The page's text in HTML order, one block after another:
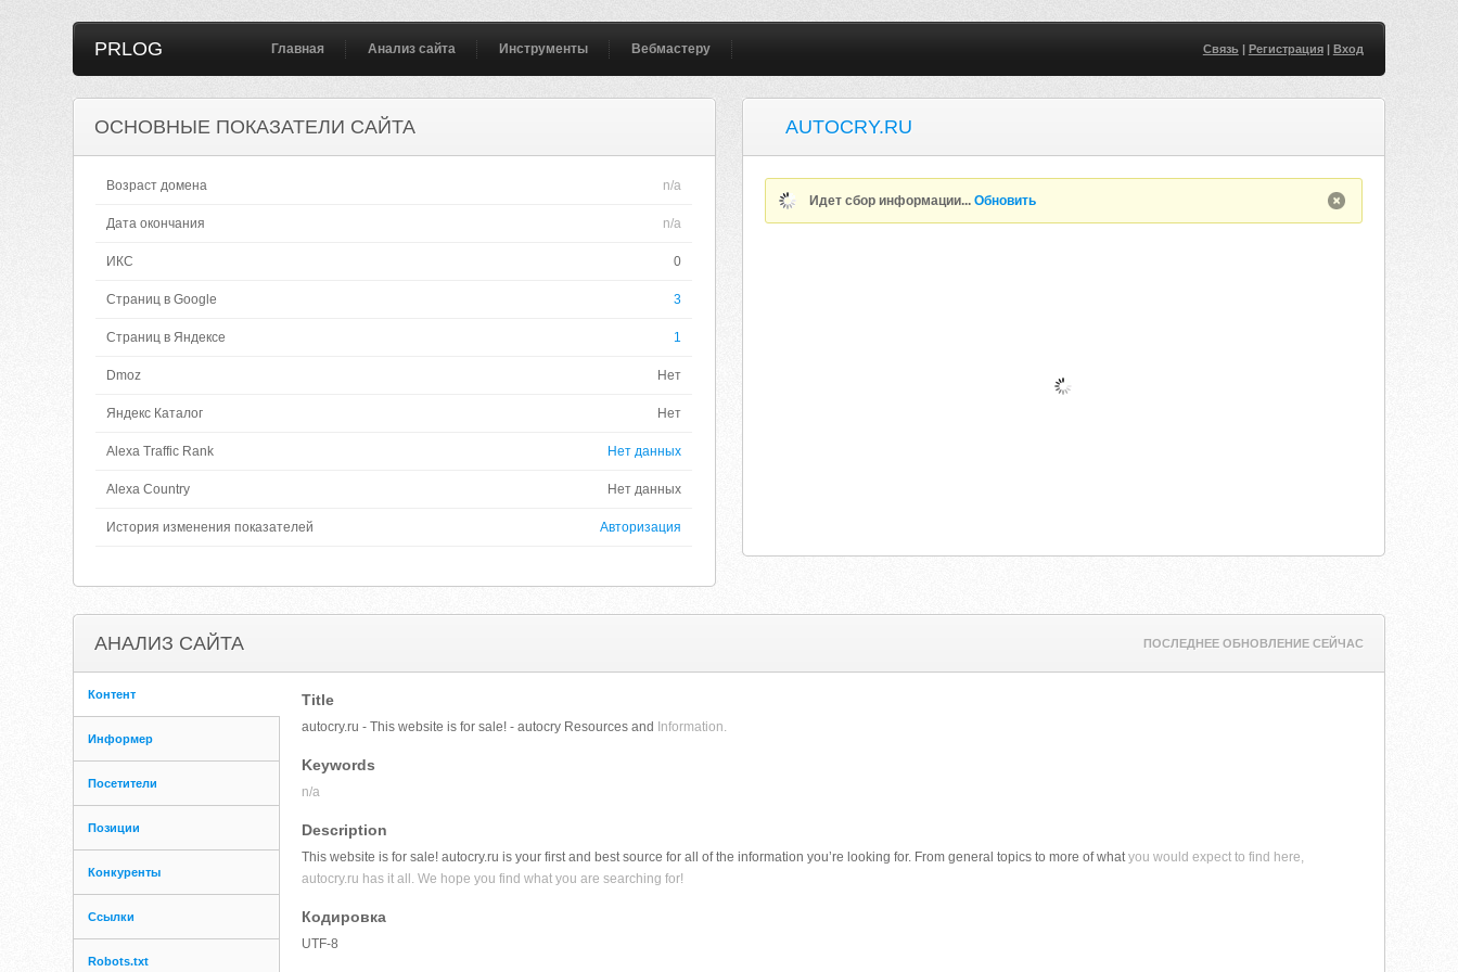
PRLOG Главная Анализ сайта Инструменты Вебмастеру Связь| Регистрация| Вход
ОСНОВНЫЕ ПОКАЗАТЕЛИ САЙТА
Возраст домена n/a
Дата окончания n/a
ИКС 0
Страниц в Google 3
Страниц в Яндексе 1
Dmoz Нет
Яндекс Каталог Нет
Alexa Traffic Rank Нет данных
Alexa Country Нет данных
История изменения показателей Авторизация
AUTOCRY.RU
Идет сбор информации...Обновить
АНАЛИЗ САЙТА ПОСЛЕДНЕЕ ОБНОВЛЕНИЕ СЕЙЧАС
Контент
Информер
Посетители
Позиции
Конкуренты
Ссылки
Robots.txt
Title
autocry.ru - This website is for sale! - autocry Resources and Information.
Keywords
n/a
Description
This website is for sale! autocry.ru is your first and best source for all of the information you’re looking for. From general topics to more of whatyou would expect to find here,
autocry.ru has it all. We hope you find what you are searching for!
Кодировка
UTF-8